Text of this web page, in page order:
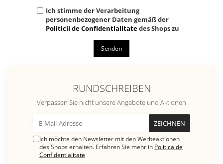
Ich stimme der Verarbeitung
personenbezogener Daten gemäß der
Politicii de Confidentialitatedes Shops zu
Senden
RUNDSCHREIBEN
Verpassen Sie nicht unsere Angebote und Aktionen
Ich möchte den Newsletter mit den Werbeaktionen
des Shops erhalten. Erfahren Sie mehr in Politica de
Confidentialitate